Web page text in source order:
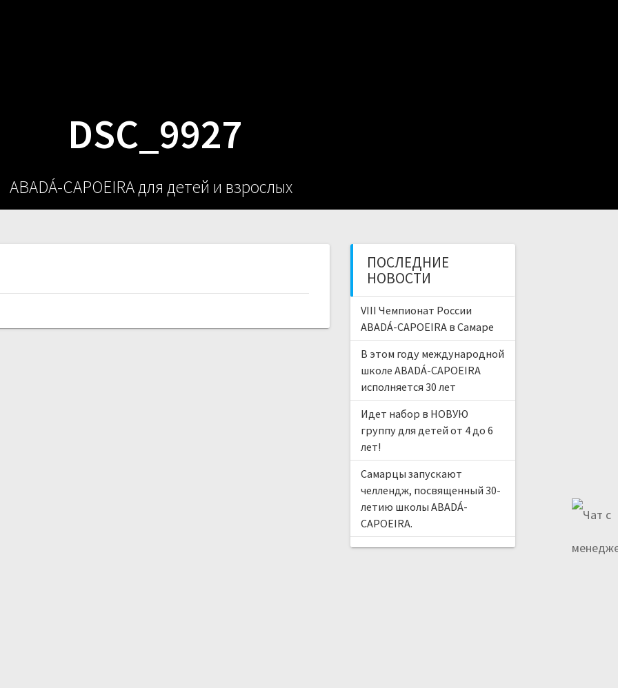
DSC_9927
ABADÁ-CAPOEIRA для детей и взрослых
ПОСЛЕДНИЕ
НОВОСТИ
VIII Чемпионат России
ABADÁ-CAPOEIRA в Самаре
В этом году международной
школе ABADÁ-CAPOEIRA
исполняется 30 лет
Идет набор в НОВУЮ
группу для детей от 4 до 6
лет!
Самарцы запускают
челлендж, посвященный 30-
летию школы ABADÁ-
CAPOEIRA.